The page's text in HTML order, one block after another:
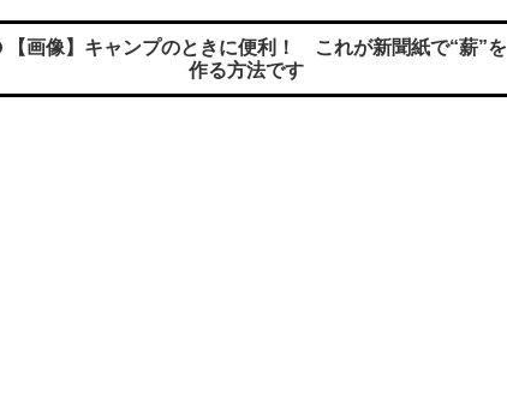
【画像】キャンプのときに便利！ これが新聞紙で“薪”を
作る方法です